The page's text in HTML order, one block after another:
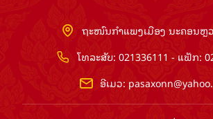
ຖະໜົນກຳແພງເມືອງ ນະຄອນຫຼ
ໂທລະສັບ: 021336111 - ແຟັກ:
ອີເມວ: